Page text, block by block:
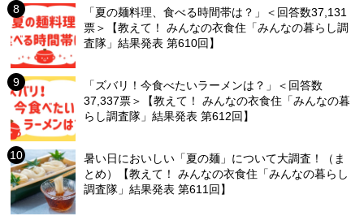
「夏の麺料理、食べる時間帯は？」＜回答数37,131
票＞【教えて！ みんなの衣食住「みんなの暮らし調
査隊」結果発表 第610回】
「ズバリ！今食べたいラーメンは？」＜回答数
37,337票＞【教えて！ みんなの衣食住「みんなの暮
らし調査隊」結果発表 第612回】
暑い日においしい「夏の麺」について大調査！（ま
とめ）【教えて！ みんなの衣食住「みんなの暮らし
調査隊」結果発表 第611回】